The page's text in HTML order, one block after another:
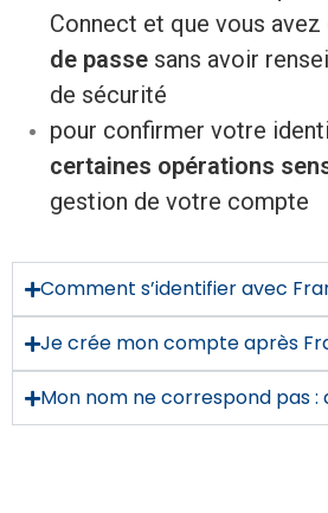
Connect et que vous avez
de passe sans avoir
de sécurité
pour confirmer votre
certaines opérations
gestion de votre compte
Comment s’identifier avec
Je crée mon compte après
Mon nom ne correspond pas :